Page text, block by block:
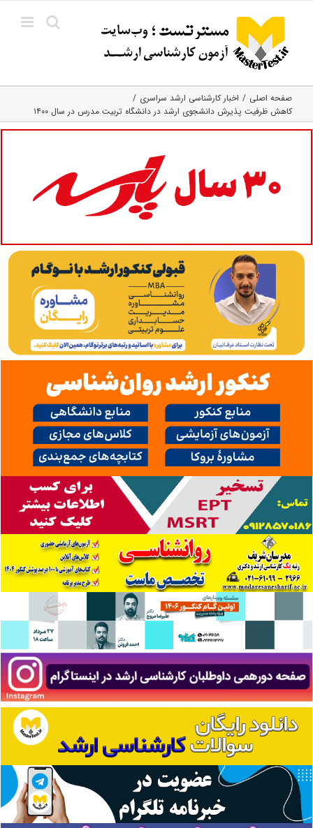
content
صفحه اصلی
اخبار کارشناسی ارشد سراسری
کاهش ظرفیت پذیرش دانشجوی ارشد در دانشگاه تربیت مدرس در سال ۱۴۰۰